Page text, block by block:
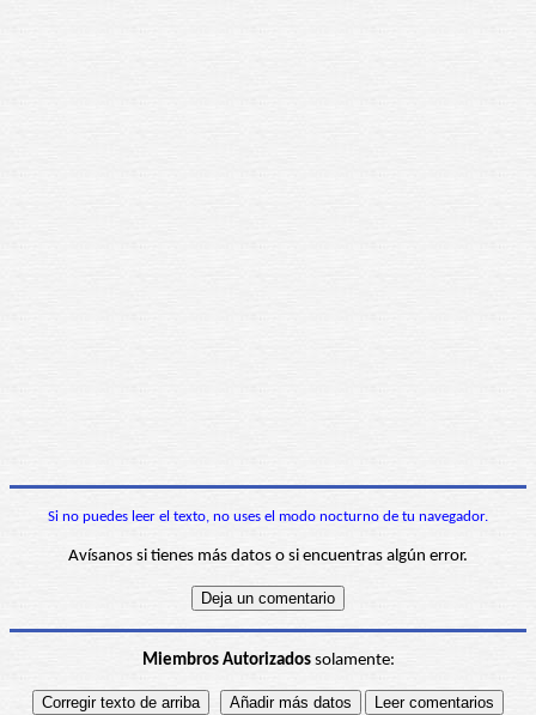
Si no puedes leer el texto, no uses el modo nocturno de tu navegador.
Avísanos si tienes más datos o si encuentras algún error.
Miembros Autorizadossolamente: